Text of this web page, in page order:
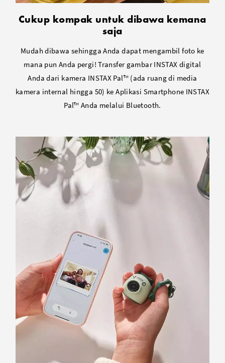
Cukup kompak untuk dibawa kemana
saja
Mudah dibawa sehingga Anda dapat mengambil foto ke
mana pun Anda pergi! Transfer gambar INSTAX digital
Anda dari kamera INSTAX Pal™ (ada ruang di media
kamera internal hingga 50) ke Aplikasi Smartphone INSTAX
Pal™ Anda melalui Bluetooth.